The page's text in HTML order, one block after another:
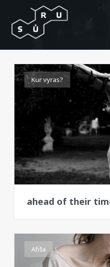
Kur vyras?
ahead of their
Afiša